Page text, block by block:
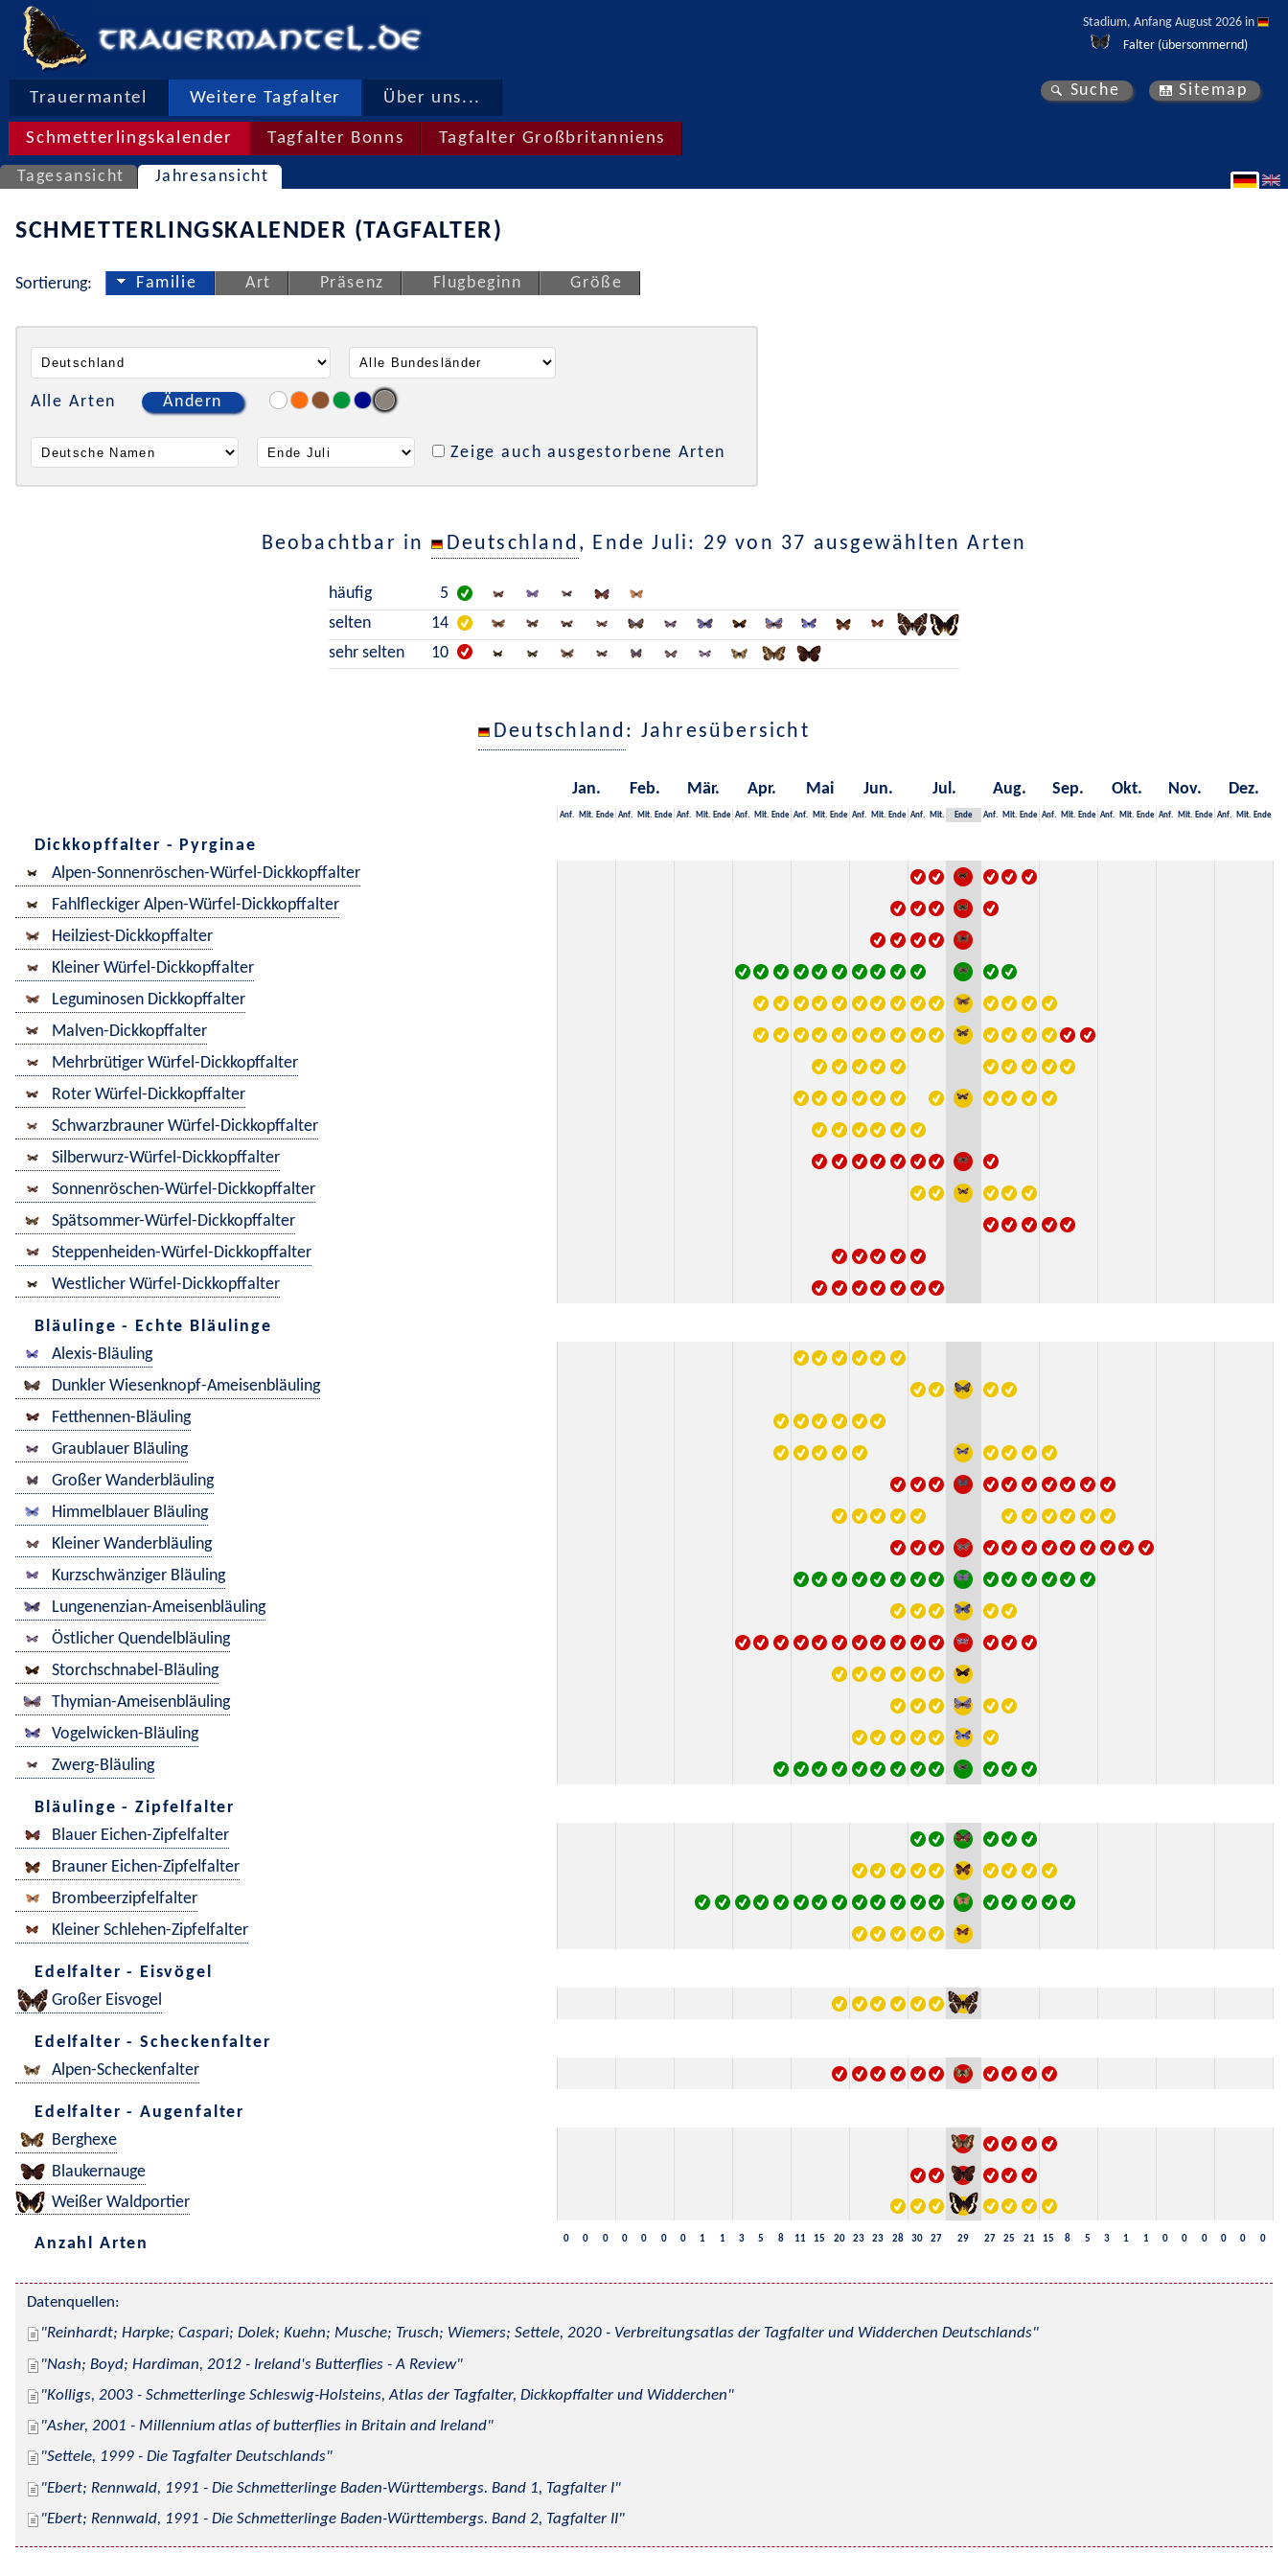
Stadium, Anfang August 2026 in
Falter (übersommernd)
Trauermantel Weitere Tagfalter Über uns...
Schmetterlingskalender Tagfalter Bonns Tagfalter Großbritanniens
Suche Sitemap
Tagesansicht Jahresansicht
SCHMETTERLINGSKALENDER (TAGFALTER)
Sortierung: Familie Art Präsenz Flugbeginn Größe
Alle Arten Ändern
Zeige auch ausgestorbene Arten
Beobachtbar in Deutschland , Ende Juli: 29 von 37 ausgewählten Arten
häufig
5
selten
14
sehr selten
10
Deutschland : Jahresübersicht
Jan. Feb. Mär. Apr. Mai Jun. Jul. Aug. Sep. Okt. Nov. Dez.
Anf. Mit. Ende Anf. Mit. Ende Anf. Mit. Ende Anf. Mit. Ende Anf. Mit. Ende Anf. Mit. Ende Anf. Mit. Ende Anf. Mit. Ende Anf. Mit. Ende Anf. Mit. Ende Anf. Mit. Ende Anf. Mit. Ende
Dickkopffalter - Pyrginae
Alpen-Sonnenröschen-Würfel-Dickkopffalter
Fahlfleckiger Alpen-Würfel-Dickkopffalter
Heilziest-Dickkopffalter
Kleiner Würfel-Dickkopffalter
Leguminosen Dickkopffalter
Malven-Dickkopffalter
Mehrbrütiger Würfel-Dickkopffalter
Roter Würfel-Dickkopffalter
Schwarzbrauner Würfel-Dickkopffalter
Silberwurz-Würfel-Dickkopffalter
Sonnenröschen-Würfel-Dickkopffalter
Spätsommer-Würfel-Dickkopffalter
Steppenheiden-Würfel-Dickkopffalter
Westlicher Würfel-Dickkopffalter
Bläulinge - Echte Bläulinge
Alexis-Bläuling
Dunkler Wiesenknopf-Ameisenbläuling
Fetthennen-Bläuling
Graublauer Bläuling
Großer Wanderbläuling
Himmelblauer Bläuling
Kleiner Wanderbläuling
Kurzschwänziger Bläuling
Lungenenzian-Ameisenbläuling
Östlicher Quendelbläuling
Storchschnabel-Bläuling
Thymian-Ameisenbläuling
Vogelwicken-Bläuling
Zwerg-Bläuling
Bläulinge - Zipfelfalter
Blauer Eichen-Zipfelfalter
Brauner Eichen-Zipfelfalter
Brombeerzipfelfalter
Kleiner Schlehen-Zipfelfalter
Edelfalter - Eisvögel
Großer Eisvogel
Edelfalter - Scheckenfalter
Alpen-Scheckenfalter
Edelfalter - Augenfalter
Berghexe
Blaukernauge
Weißer Waldportier
Anzahl Arten 0 0 0 0 0 0 0 1 1 3 5 8 11 15 20 23 23 28 30 27 29 27 25 21 15 8 5 3 1 1 0 0 0 0 0 0
Datenquellen:
Reinhardt; Harpke; Caspari; Dolek; Kuehn; Musche; Trusch; Wiemers; Settele, 2020 - Verbreitungsatlas der Tagfalter und Widderchen Deutschlands
Nash; Boyd; Hardiman, 2012 - Ireland's Butterflies - A Review
Kolligs, 2003 - Schmetterlinge Schleswig-Holsteins, Atlas der Tagfalter, Dickkopffalter und Widderchen
Asher, 2001 - Millennium atlas of butterflies in Britain and Ireland
Settele, 1999 - Die Tagfalter Deutschlands
Ebert; Rennwald, 1991 - Die Schmetterlinge Baden-Württembergs. Band 1, Tagfalter I
Ebert; Rennwald, 1991 - Die Schmetterlinge Baden-Württembergs. Band 2, Tagfalter II